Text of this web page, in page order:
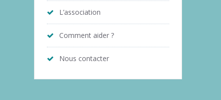
L’association
Comment aider ?
Nous contacter